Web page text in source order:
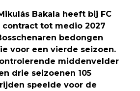
Bakala heeft bij FC
contract tot medio 2027
bedongen
voor een vierde seizoen.
middenvelder
drie seizoenen 105
speelde voor de